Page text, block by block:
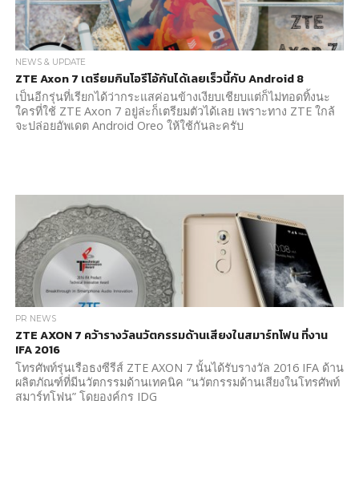
NEWS & UPDATE
ZTE Axon 7 เตรียมกินโอรีโอ้กันได้เลยเร็วนี้กับ Android 8
เป็นอีกรุ่นที่เรียกได้ว่ากระแสค่อนข้างเงียบเชียบแต่ก็ไม่ทอดทิ้งนะ
ใครที่ใช้ ZTE Axon 7 อยู่ล่ะก็เตรียมตัวได้เลย เพราะทาง ZTE ใกล้
จะปล่อยอัพเดต Android Oreo ให้ใช้กันละครับ
PR NEWS
ZTE AXON 7 คว้ารางวัลนวัตกรรมด้านเสียงในสมาร์ทโฟน ที่งาน
IFA 2016
โทรศัพท์รุ่นเรือธงซีรีส์ ZTE AXON 7 นั้นได้รับรางวัล 2016 IFA ด้าน
ผลิตภัณฑ์ที่มีนวัตกรรมด้านเทคนิค “นวัตกรรมด้านเสียงในโทรศัพท์
สมาร์ทโฟน” โดยองค์กร IDG